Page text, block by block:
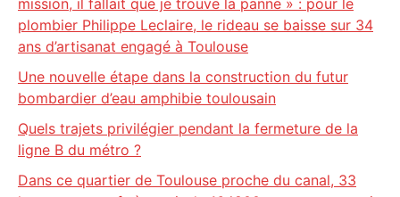
mission, il fallait que je trouve la panne » : pour le
plombier Philippe Leclaire, le rideau se baisse sur 34
ans d’artisanat engagé à Toulouse
Une nouvelle étape dans la construction du futur
bombardier d’eau amphibie toulousain
Quels trajets privilégier pendant la fermeture de la
ligne B du métro ?
Dans ce quartier de Toulouse proche du canal, 33